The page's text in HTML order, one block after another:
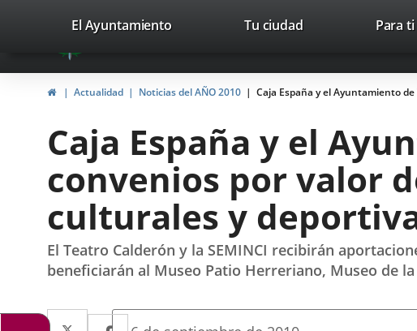
Portal
Web
del
Valladolid
avaTop
valladolid.es
El Ayuntamiento Tu ciudad Para ti
HomeActualidad Noticias del AÑO 2010 Caja España y el Ayuntamiento
Caja España y el
convenios por valor
culturales y
El Teatro Calderón y la SEMINCI recibirán
beneficiarán al Museo Patio Herreriano, Museo de
Twitter
Enlace